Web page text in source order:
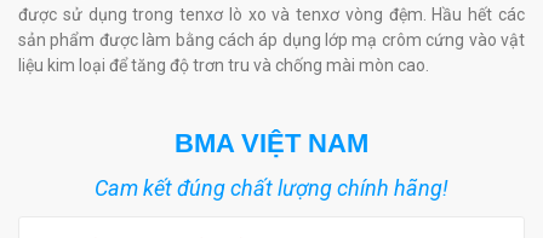
được sử dụng trong tenxơ lò xo và tenxơ vòng đệm. Hầu hết các
sản phẩm được làm bằng cách áp dụng lớp mạ crôm cứng vào vật
liệu kim loại để tăng độ trơn tru và chống mài mòn cao.
BMA VIỆT NAM
Cam kết đúng chất lượng chính hãng!